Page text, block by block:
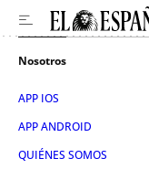
Nosotros
APP IOS
APP ANDROID
QUIÉNES SOMOS